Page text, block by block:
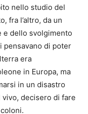
nello studio del
fra l’altro, da un
e dello svolgimento
pensavano di poter
era
in Europa, ma
in un disastro
decisero di fare